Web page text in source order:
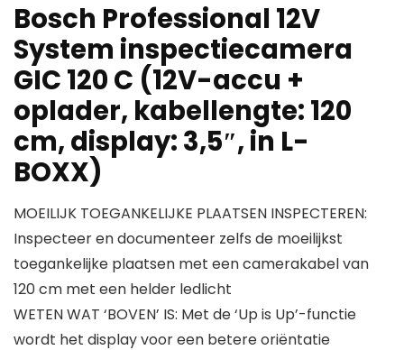
Bosch Professional 12V
System inspectiecamera
GIC 120 C (12V-accu +
oplader, kabellengte: 120
cm, display: 3,5″, in L-
BOXX)
MOEILIJK TOEGANKELIJKE PLAATSEN INSPECTEREN:
Inspecteer en documenteer zelfs de moeilijkst
toegankelijke plaatsen met een camerakabel van
120 cm met een helder ledlicht
WETEN WAT ‘BOVEN’ IS: Met de ‘Up is Up’-functie
wordt het display voor een betere oriëntatie